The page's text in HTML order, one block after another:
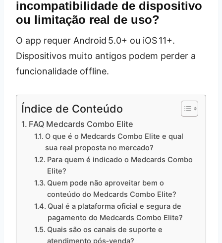
incompatibilidade de dispositivo
ou limitação real de uso?
O app requer Android 5.0+ ou iOS 11+.
Dispositivos muito antigos podem perder a
funcionalidade offline.
Índice de Conteúdo
FAQ Medcards Combo Elite
O que é o Medcards Combo Elite e qual
sua real proposta no mercado?
Para quem é indicado o Medcards Combo
Elite?
Quem pode não aproveitar bem o
conteúdo do Medcards Combo Elite?
Qual é a plataforma oficial e segura de
pagamento do Medcards Combo Elite?
Quais são os canais de suporte e
atendimento pós‑venda?